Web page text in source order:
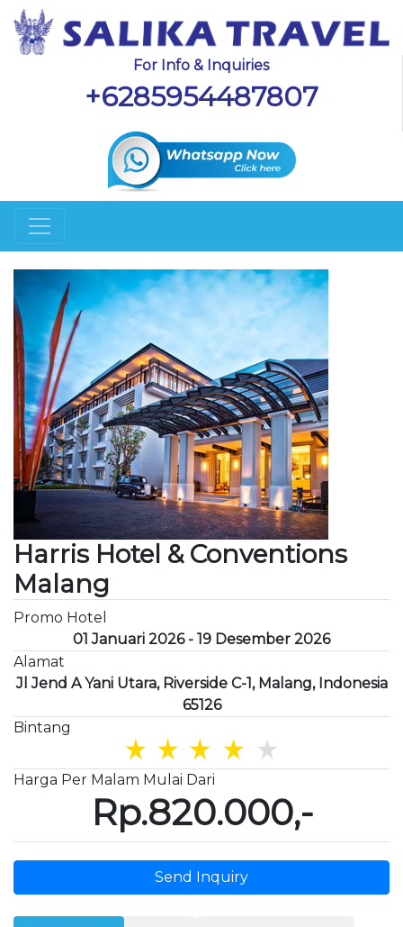
For Info & Inquiries
+6285954487807
Harris Hotel & Conventions
Malang
Promo Hotel
01 Januari 2026 - 19 Desember 2026
Alamat
Jl Jend A Yani Utara, Riverside C-1, Malang, Indonesia
65126
Bintang
Harga Per Malam Mulai Dari
Rp.820.000,-
Send Inquiry